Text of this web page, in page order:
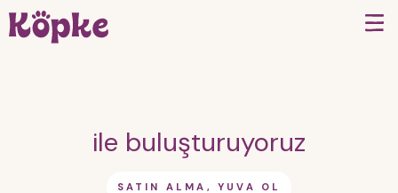
ile buluşturuyoruz
SATIN ALMA, YUVA OL